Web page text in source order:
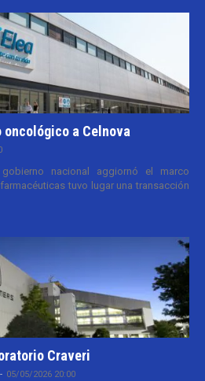
a Celnova
nacional aggiornó el marco
tuvo lugar una transacción
Craveri
- 05/05/2026 20:00